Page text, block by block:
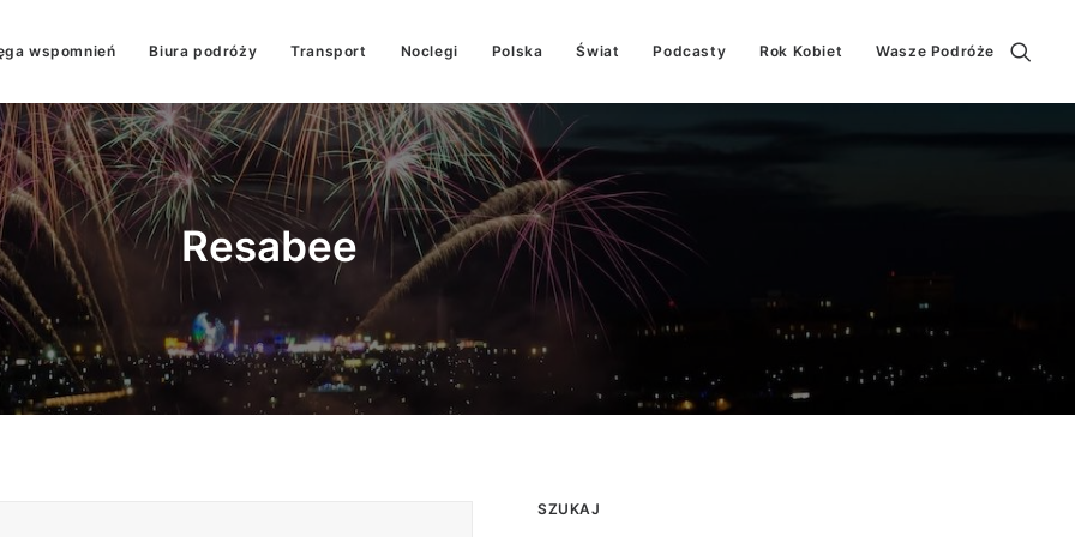
wspomnień Biura podróży Transport Noclegi Polska Świat Podcasty Rok Kobiet Wasze Podróże
Resabee
SZUKAJ